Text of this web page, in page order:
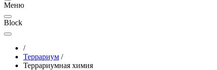
Меню
Block
/
Террариум /
Террариумная химия